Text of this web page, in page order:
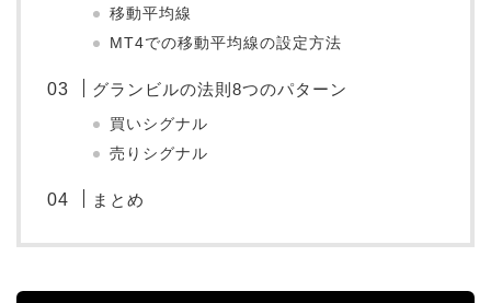
移動平均線
MT4での移動平均線の設定方法
グランビルの法則8つのパターン
買いシグナル
売りシグナル
まとめ